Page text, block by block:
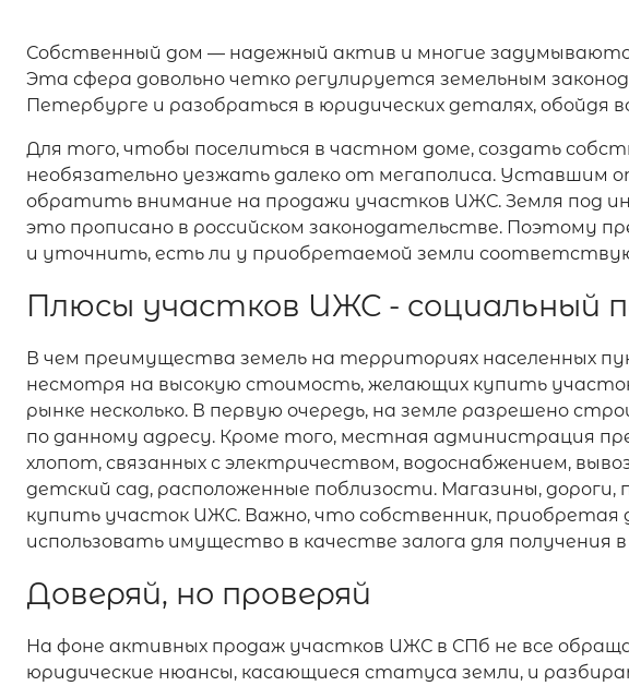
Собственный дом — надежный актив и многие
Эта сфера довольно четко регулируется земельным
Петербурге и разобраться в юридических деталях, обойдя
Для того, чтобы поселиться в частном доме, создать
необязательно уезжать далеко от мегаполиса. Уставшим
обратить внимание на продажи участков ИЖС. Земля под
это прописано в российском законодательстве. Поэтому
и уточнить, есть ли у приобретаемой земли
Плюсы участков ИЖС - социальный
В чем преимущества земель на территориях населенных
несмотря на высокую стоимость, желающих купить
рынке несколько. В первую очередь, на земле разрешено
по данному адресу. Кроме того, местная администрация
хлопот, связанных с электричеством, водоснабжением,
детский сад, расположенные поблизости. Магазины,
купить участок ИЖС. Важно, что собственник,
использовать имущество в качестве залога для получения
Доверяй, но проверяй
На фоне активных продаж участков ИЖС в СПб не все
юридические нюансы, касающиеся статуса земли, и